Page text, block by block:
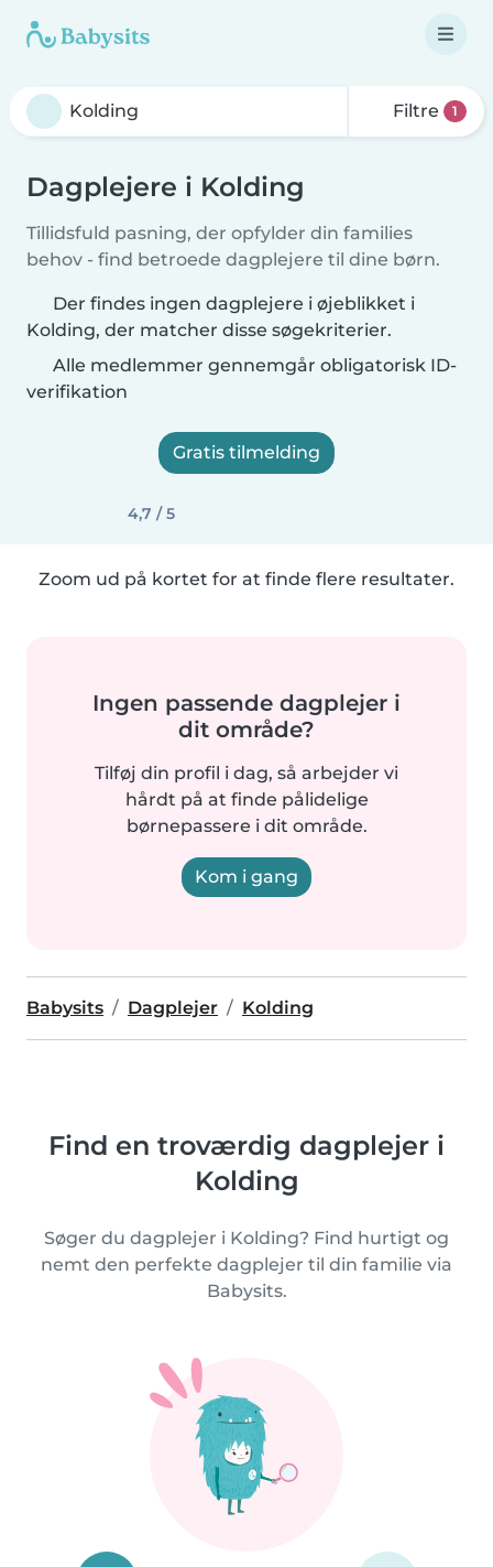
Filtre 1
Dagplejere i Kolding
Tillidsfuld pasning, der opfylder din families
behov - find betroede dagplejere til dine børn.
Der findes ingen dagplejere i øjeblikket i
Kolding, der matcher disse søgekriterier.
Alle medlemmer gennemgår obligatorisk ID-
verifikation
Gratis tilmelding
4,7 / 5
Zoom ud på kortet for at finde flere resultater.
Ingen passende dagplejer i
dit område?
Tilføj din profil i dag, så arbejder vi
hårdt på at finde pålidelige
børnepassere i dit område.
Kom i gang
Babysits Dagplejer Kolding
Find en troværdig dagplejer i
Kolding
Søger du dagplejer i Kolding? Find hurtigt og
nemt den perfekte dagplejer til din familie via
Babysits.